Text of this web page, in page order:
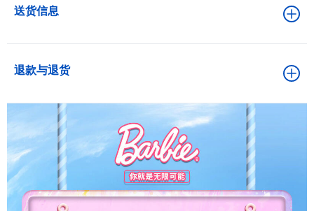
送货信息
退款与退货